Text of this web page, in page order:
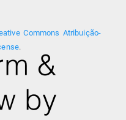
Commons Atribuição-
.